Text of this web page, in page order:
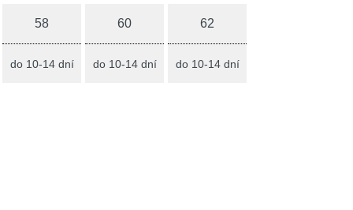
58
do 10-14 dní
60
do 10-14 dní
62
do 10-14 dní